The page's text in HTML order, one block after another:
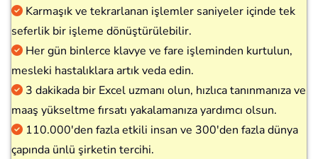
Karmaşık ve tekrarlanan işlemler saniyeler içinde tek
seferlik bir işleme dönüştürülebilir.
Her gün binlerce klavye ve fare işleminden kurtulun,
mesleki hastalıklara artık veda edin.
3 dakikada bir Excel uzmanı olun, hızlıca tanınmanıza ve
maaş yükseltme fırsatı yakalamanıza yardımcı olsun.
110.000'den fazla etkili insan ve 300'den fazla dünya
çapında ünlü şirketin tercihi.